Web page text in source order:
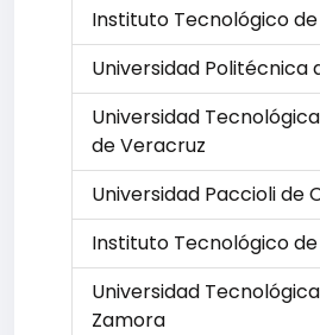
Instituto Tecnológico
Universidad Politécnica
Universidad
de Veracruz
Universidad Paccioli de
Instituto Tecnológico
Universidad
Zamora